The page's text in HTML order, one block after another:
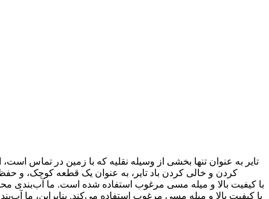
تایر به عنوان تنها بخشی از وسیله نقلیه که با زمین در تماس
کردن و خالی کردن باد تایر، به عنوان یک قطعه کوچک،